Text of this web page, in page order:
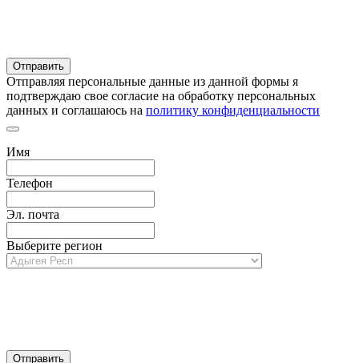
Отправляя персональные данные из данной формы я
подтверждаю свое согласие на обработку персональных
данных и соглашаюсь на политику конфиденциальности
Имя
Телефон
Эл. почта
Выберите регион